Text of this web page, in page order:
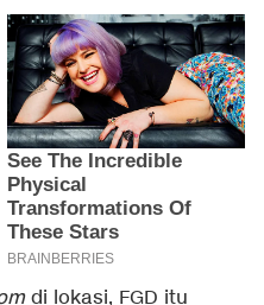
di lokasi, FGD itu